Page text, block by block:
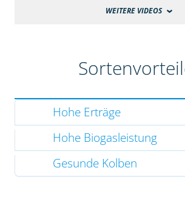
WEITERE VIDEOS
Hohe Erträge
Hohe Biogasleistung
Gesunde Kolben